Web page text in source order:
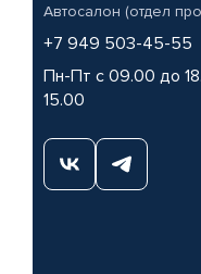
Автосалон (отдел
+7 949 503-45-55
Пн-Пт с 09.00 до
15.00